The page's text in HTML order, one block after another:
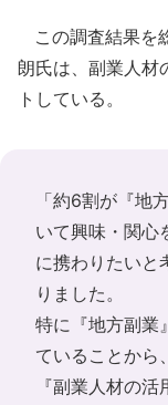
この調査結果を
朗氏は、副業人材
トしている。
「約6割が『地
いて興味・関心
に携わりたいと
りました。
特に『地方副業
ていることから
『副業人材の